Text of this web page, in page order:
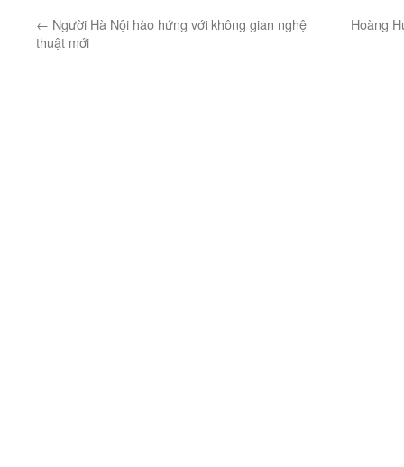
← Người Hà Nội hào hứng với không gian nghệ
thuật mới
Hoàng